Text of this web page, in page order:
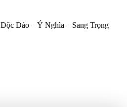
Độc Đáo – Ý Nghĩa – Sang Trọng